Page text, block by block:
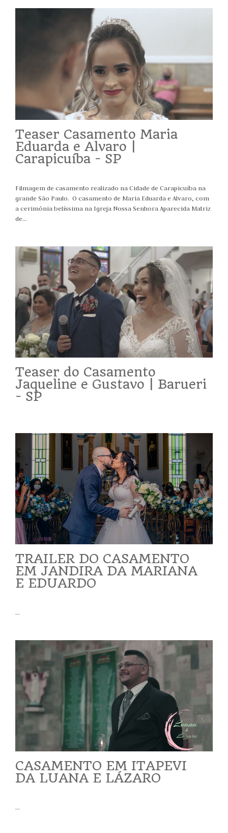
Teaser Casamento Maria
Eduarda e Alvaro |
Carapicuíba - SP
Filmagem de casamento realizado na Cidade de Carapicuíba na
grande São Paulo. O casamento de Maria Eduarda e Alvaro, com
a cerimônia belíssima na Igreja Nossa Senhora Aparecida Matriz
de...
Teaser do Casamento
Jaqueline e Gustavo | Barueri
- SP
TRAILER DO CASAMENTO
EM JANDIRA DA MARIANA
E EDUARDO
...
CASAMENTO EM ITAPEVI
DA LUANA E LÁZARO
...